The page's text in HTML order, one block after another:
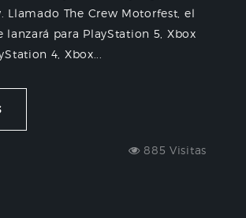
Llamado The Crew Motorfest, el
lanzará para PlayStation 5, Xbox
4, Xbox...
885 Visitas